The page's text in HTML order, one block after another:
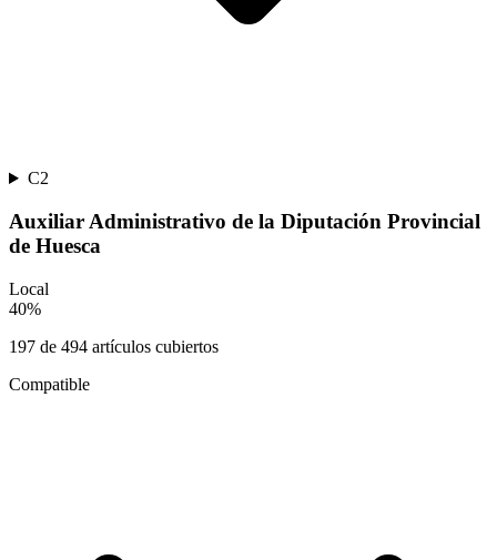
C2
Auxiliar Administrativo de la Diputación Provincial
de Huesca
Local
40%
197 de 494 artículos cubiertos
Compatible